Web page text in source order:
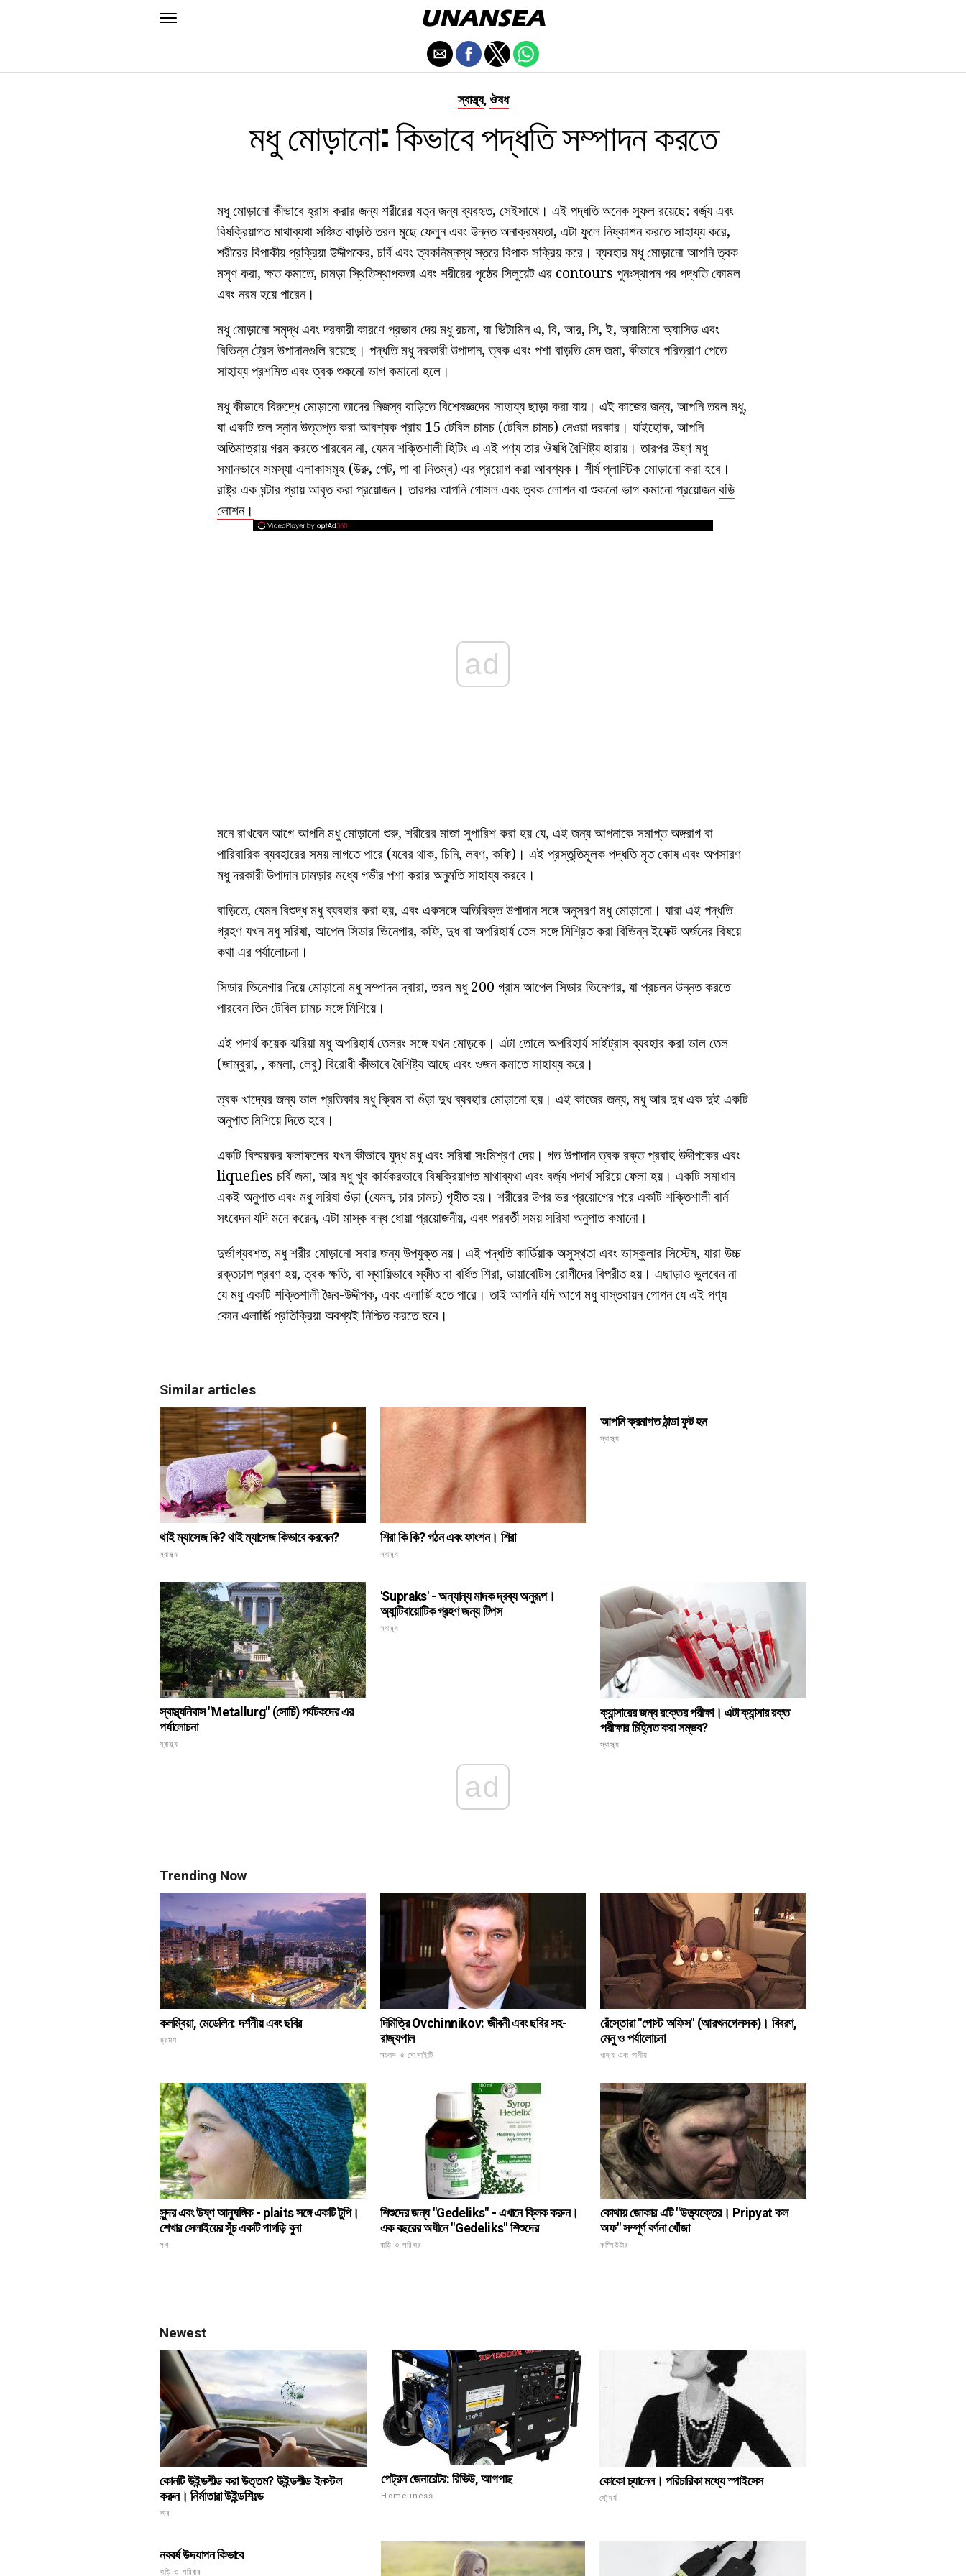
স্বাস্থ্য, ঔষধ
মধু মোড়ানো: কিভাবে পদ্ধতি সম্পাদন করতে
মধু মোড়ানো কীভাবে হ্রাস করার জন্য শরীরের যত্ন জন্য ব্যবহৃত, সেইসাথে। এই পদ্ধতি অনেক সুফল রয়েছে: বর্জ্য এবং
বিষক্রিয়াগত মাথাব্যথা সঞ্চিত বাড়তি তরল মুছে ফেলুন এবং উন্নত অনাক্রম্যতা, এটা ফুলে নিষ্কাশন করতে সাহায্য করে,
শরীরের বিপাকীয় প্রক্রিয়া উদ্দীপকের, চর্বি এবং ত্বকনিম্নস্থ স্তরে বিপাক সক্রিয় করে। ব্যবহার মধু মোড়ানো আপনি ত্বক
মসৃণ করা, ক্ষত কমাতে, চামড়া স্থিতিস্থাপকতা এবং শরীরের পৃষ্ঠের সিলুয়েট এর contours পুনঃস্থাপন পর পদ্ধতি কোমল
এবং নরম হয়ে পারেন।
মধু মোড়ানো সমৃদ্ধ এবং দরকারী কারণে প্রভাব দেয় মধু রচনা, যা ভিটামিন এ, বি, আর, সি, ই, অ্যামিনো অ্যাসিড এবং
বিভিন্ন ট্রেস উপাদানগুলি রয়েছে। পদ্ধতি মধু দরকারী উপাদান, ত্বক এবং পশা বাড়তি মেদ জমা, কীভাবে পরিত্রাণ পেতে
সাহায্য প্রশমিত এবং ত্বক শুকনো ভাগ কমানো হলে।
মধু কীভাবে বিরুদ্ধে মোড়ানো তাদের নিজস্ব বাড়িতে বিশেষজ্ঞদের সাহায্য ছাড়া করা যায়। এই কাজের জন্য, আপনি তরল মধু,
যা একটি জল স্নান উত্তপ্ত করা আবশ্যক প্রায় 15 টেবিল চামচ (টেবিল চামচ) নেওয়া দরকার। যাইহোক, আপনি
অতিমাত্রায় গরম করতে পারবেন না, যেমন শক্তিশালী হিটিং এ এই পণ্য তার ঔষধি বৈশিষ্ট্য হারায়। তারপর উষ্ণ মধু
সমানভাবে সমস্যা এলাকাসমূহ (উরু, পেট, পা বা নিতম্ব) এর প্রয়োগ করা আবশ্যক। শীর্ষ প্লাস্টিক মোড়ানো করা হবে।
রাষ্ট্র এক ঘন্টার প্রায় আবৃত করা প্রয়োজন। তারপর আপনি গোসল এবং ত্বক লোশন বা শুকনো ভাগ কমানো প্রয়োজনবডি
লোশন।
ad
মনে রাখবেন আগে আপনি মধু মোড়ানো শুরু, শরীরের মাজা সুপারিশ করা হয় যে, এই জন্য আপনাকে সমাপ্ত অঙ্গরাগ বা
পারিবারিক ব্যবহারের সময় লাগতে পারে (যবের থাক, চিনি, লবণ, কফি)। এই প্রস্তুতিমূলক পদ্ধতি মৃত কোষ এবং অপসারণ
মধু দরকারী উপাদান চামড়ার মধ্যে গভীর পশা করার অনুমতি সাহায্য করবে।
বাড়িতে, যেমন বিশুদ্ধ মধু ব্যবহার করা হয়, এবং একসঙ্গে অতিরিক্ত উপাদান সঙ্গে অনুসরণ মধু মোড়ানো। যারা এই পদ্ধতি
গ্রহণ যখন মধু সরিষা, আপেল সিডার ভিনেগার, কফি, দুধ বা অপরিহার্য তেল সঙ্গে মিশ্রিত করা বিভিন্ন ইফেক্ট অর্জনের বিষয়ে
কথা এর পর্যালোচনা।
সিডার ভিনেগার দিয়ে মোড়ানো মধু সম্পাদন দ্বারা, তরল মধু 200 গ্রাম আপেল সিডার ভিনেগার, যা প্রচলন উন্নত করতে
পারবেন তিন টেবিল চামচ সঙ্গে মিশিয়ে।
এই পদার্থ কয়েক ঝরিয়া মধু অপরিহার্য তেলরং সঙ্গে যখন মোড়কে। এটা তোলে অপরিহার্য সাইট্রাস ব্যবহার করা ভাল তেল
(জাম্বুরা, , কমলা, লেবু) বিরোধী কীভাবে বৈশিষ্ট্য আছে এবং ওজন কমাতে সাহায্য করে।
ত্বক খাদ্যের জন্য ভাল প্রতিকার মধু ক্রিম বা গুঁড়া দুধ ব্যবহার মোড়ানো হয়। এই কাজের জন্য, মধু আর দুধ এক দুই একটি
অনুপাত মিশিয়ে দিতে হবে।
একটি বিস্ময়কর ফলাফলের যখন কীভাবে যুদ্ধ মধু এবং সরিষা সংমিশ্রণ দেয়। গত উপাদান ত্বক রক্ত প্রবাহ উদ্দীপকের এবং
liquefies চর্বি জমা, আর মধু খুব কার্যকরভাবে বিষক্রিয়াগত মাথাব্যথা এবং বর্জ্য পদার্থ সরিয়ে ফেলা হয়। একটি সমাধান
একই অনুপাত এবং মধু সরিষা গুঁড়া (যেমন, চার চামচ) গৃহীত হয়। শরীরের উপর ভর প্রয়োগের পরে একটি শক্তিশালী বার্ন
সংবেদন যদি মনে করেন, এটা মাস্ক বন্ধ ধোয়া প্রয়োজনীয়, এবং পরবর্তী সময় সরিষা অনুপাত কমানো।
দুর্ভাগ্যবশত, মধু শরীর মোড়ানো সবার জন্য উপযুক্ত নয়। এই পদ্ধতি কার্ডিয়াক অসুস্থতা এবং ভাস্কুলার সিস্টেম, যারা উচ্চ
রক্তচাপ প্রবণ হয়, ত্বক ক্ষতি, বা স্থায়িভাবে স্ফীত বা বর্ধিত শিরা, ডায়াবেটিস রোগীদের বিপরীত হয়। এছাড়াও ভুলবেন না
যে মধু একটি শক্তিশালী জৈব-উদ্দীপক, এবং এলার্জি হতে পারে। তাই আপনি যদি আগে মধু বাস্তবায়ন গোপন যে এই পণ্য
কোন এলার্জি প্রতিক্রিয়া অবশ্যই নিশ্চিত করতে হবে।
Similar articles
থাই ম্যাসেজ কি? থাই ম্যাসেজ কিভাবে করবেন?
স্বাস্থ্য
শিরা কি কি? গঠন এবং ফাংশন। শিরা
স্বাস্থ্য
আপনি ক্রমাগত ঠান্ডা ফুট হন
স্বাস্থ্য
স্বাস্থ্যনিবাস "Metallurg" (সোচি) পর্যটকদের এর
পর্যালোচনা
স্বাস্থ্য
'Supraks' - অন্যান্য মাদক দ্রব্য অনুরূপ।
অ্যান্টিবায়োটিক গ্রহণ জন্য টিপস
স্বাস্থ্য
ক্যান্সারের জন্য রক্তের পরীক্ষা। এটা ক্যান্সার রক্ত
পরীক্ষার চিহ্নিত করা সম্ভব?
স্বাস্থ্য
ad
Trending Now
কলম্বিয়া, মেডেলিন: দর্শনীয় এবং ছবির
ভ্রমণ
দিমিত্রি Ovchinnikov: জীবনী এবং ছবির সহ-
রাজ্যপাল
সংবাদ ও সোসাইটি
রেঁস্তোরা "পোস্ট অফিস" (আরখনগেলসক)। বিবরণ,
মেনু ও পর্যালোচনা
খাদ্য এবং পানীয়
সুন্দর এবং উষ্ণ আনুষঙ্গিক - plaits সঙ্গে একটি টুপি।
শেখার সেলাইয়ের সূঁচ একটি পাগড়ি বুনা
শখ
শিশুদের জন্য "Gedeliks" - এখানে ক্লিক করুন।
এক বছরের অধীনে "Gedeliks" শিশুদের
বাড়ি ও পরিবার
কোথায় জোকার এটি "উত্ত্যক্তের। Pripyat কল
অফ" সম্পূর্ণ বর্ণনা খোঁজা
কম্পিউটার
Newest
কোনটি উইন্ডশীল্ড করা উত্তম? উইন্ডশীল্ড ইনস্টল
করুন। নির্মাতারা উইন্ডশিল্ডে
কার
পেট্রল জেনারেটর: রিভিউ, আগপাছ
Homeliness
কোকো চ্যানেল। পরিচারিকা মধ্যে স্পাইসেস
সৌন্দর্য
নববর্ষ উদযাপন কিভাবে
বাড়ি ও পরিবার